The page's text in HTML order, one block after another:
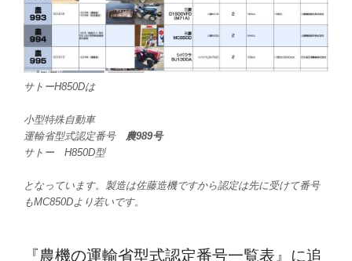
サトーH850Dは
小型特殊自動車
運輸省型式認定番号 農989号
サトー H850D型
となっています。製造は佐藤造機ですから認定は先に受けて番号
もMC850Dより若いです。
『農機の運輸省型式認定番号一覧表』 に追